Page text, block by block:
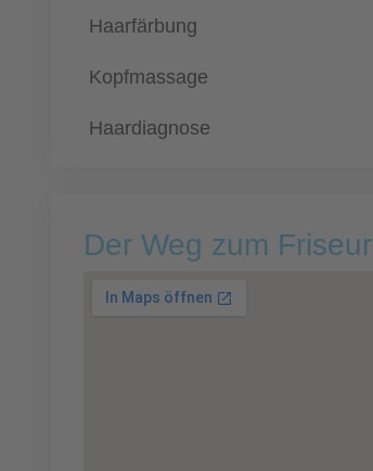
Haarfärbung
Kopfmassage
Haardiagnose
Der Weg zum Friseur